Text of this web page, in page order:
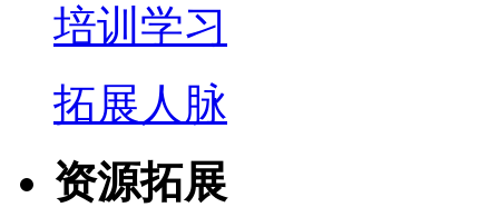
培训学习
拓展人脉
资源拓展